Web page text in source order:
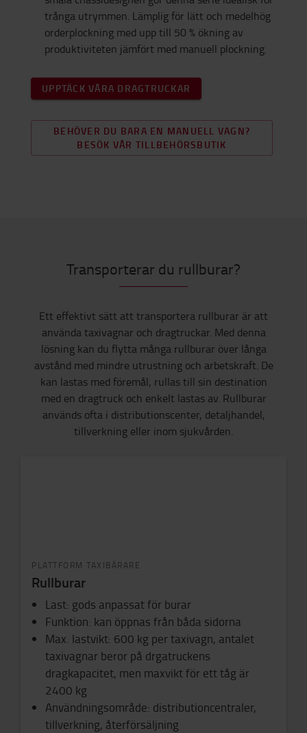
trånga utrymmen. Lämplig för lätt och medelhög
orderplockning med upp till 50 % ökning av
produktiviteten jämfört med manuell plockning.
UPPTÄCK VÅRA DRAGTRUCKAR
BEHÖVER DU BARA EN MANUELL VAGN?
BESÖK VÅR TILLBEHÖRSBUTIK
Transporterar du rullburar?
Ett effektivt sätt att transportera rullburar är att
använda taxivagnar och dragtruckar. Med denna
lösning kan du flytta många rullburar över långa
avstånd med mindre utrustning och arbetskraft. De
kan lastas med föremål, rullas till sin destination
med en dragtruck och enkelt lastas av. Rullburar
används ofta i distributionscenter, detaljhandel,
tillverkning eller inom sjukvården.
PLATTFORM TAXIBÄRARE
Rullburar
Last: gods anpassat för burar
Funktion: kan öppnas från båda sidorna
Max. lastvikt: 600 kg per taxivagn, antalet
taxivagnar beror på drgatruckens
dragkapacitet, men maxvikt för ett tåg är
2400 kg
Användningsområde: distributioncentraler,
tillverkning, återförsäljning